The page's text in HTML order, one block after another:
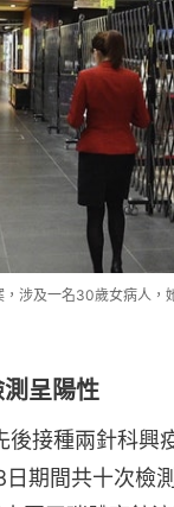
涉及一名30歲女病人，
呈陽性
接種兩針科興
期間共十次檢